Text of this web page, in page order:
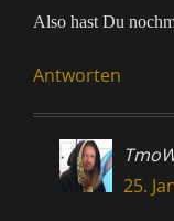
Also hast Du
Antworten
25.